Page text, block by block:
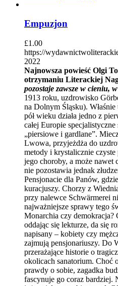
Empuzjon
£1.00
https://
2022
Najnowsza powieść Olgi
otrzymaniu Literackiej
pozostaje zawsze w cieniu,
1913 roku, uzdrowisko
na Dolnym Śląsku). Właśnie
pół wieku działa jedno z
całej Europie
„piersiowe i gardlane”.
Lwowa, przyjeżdża do
metody i krystalicznie
jego choroby, a może nawet
nie pozostawia jednak
Pensjonacie dla Panów,
kuracjuszy. Chorzy z
przy nalewce Schwärmerei
najważniejsze sprawy tego
Monarchia czy demokracja?
oddając się lekturze, da się
napisany – kobiety czy
zajmują pensjonariuszy. Do
przerażające historie o
okolicach sanatorium. Choć
prawdy o sobie, zagadka
fascynuje go coraz bardziej.